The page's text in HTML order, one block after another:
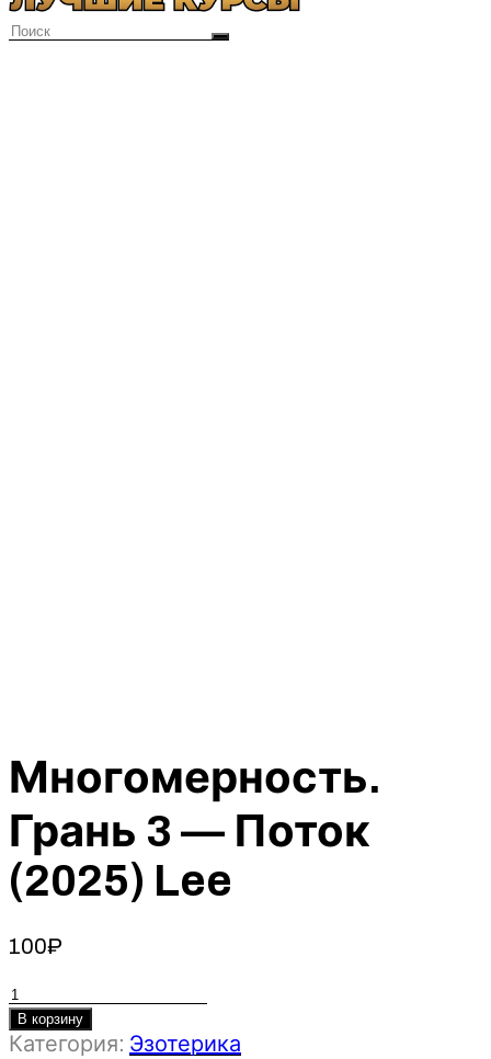
Многомерность.
Грань 3 — Поток
(2025) Lee
100₽
Количество
товара
Многомерность.
В корзину
Категория: Эзотерика